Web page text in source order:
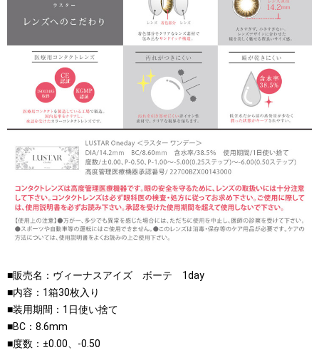
■販売名：ヴィーナスアイズ ボーテ 1day
■内容：1箱30枚入り
■装用期間：1日使い捨て
■BC：8.6mm
■度数：±0.00、-0.50